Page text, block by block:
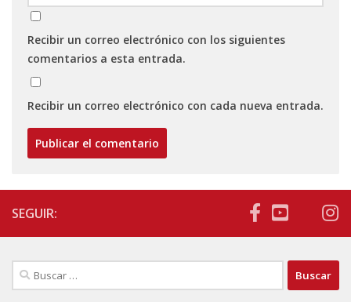
Recibir un correo electrónico con los siguientes
comentarios a esta entrada.
Recibir un correo electrónico con cada nueva entrada.
SEGUIR:
Buscar: